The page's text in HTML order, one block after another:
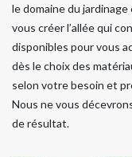
le domaine du
vous créer l’allée qui
disponibles pour vous
dès le choix des
selon votre besoin et
Nous ne vous
de résultat.